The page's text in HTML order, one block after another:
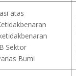
atas
Sektor
Bumi